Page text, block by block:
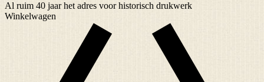
Al ruim 40 jaarhet adres voor historisch drukwerk
Winkelwagen